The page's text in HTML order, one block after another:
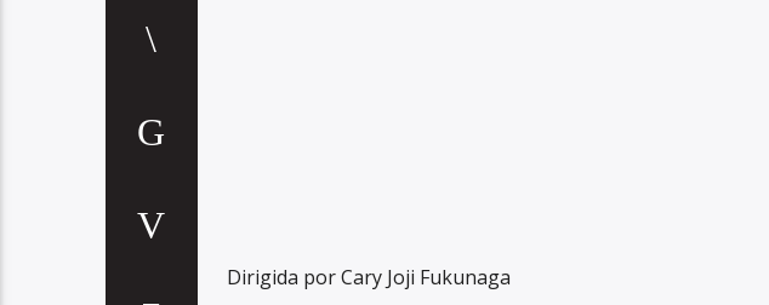
Dirigida por Cary Joji Fukunaga